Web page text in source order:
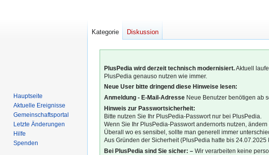
PlusPedia wird derzeit technisch modernisiert.Aktuell
PlusPedia genauso nutzen wie immer.
Neue User bitte dringend diese Hinweise lesen:
Anmeldung - E-Mail-Adresse Neue Benutzer benötigen ab
Hinweis zur Passwortsicherheit:
Bitte nutzen Sie Ihr PlusPedia-Passwort nur bei PlusPedia.
Wenn Sie Ihr PlusPedia-Passwort andernorts nutzen,
Überall wo es sensibel, sollte man generell immer
Aus Gründen der Sicherheit (PlusPedia hatte bis 24.07.2025
Bei PlusPedia sind Sie sicher: – Wir verarbeiten keine
Kategorie Diskussion
Hauptseite
Aktuelle Ereignisse
Gemeinschafts­portal
Letzte Änderungen
Hilfe
Spenden